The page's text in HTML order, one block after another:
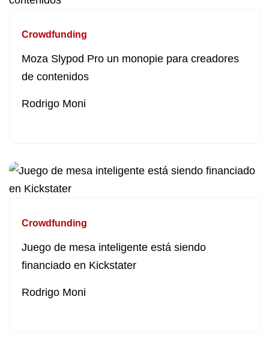
Crowdfunding
Moza Slypod Pro un monopie para creadores
de contenidos
Rodrigo Moni
Crowdfunding
Juego de mesa inteligente está siendo
financiado en Kickstater
Rodrigo Moni